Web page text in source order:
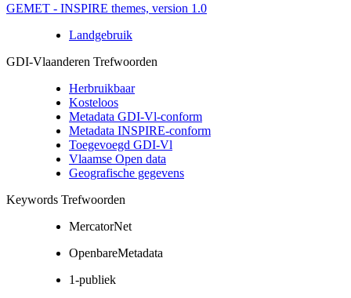
GEMET - INSPIRE themes, version 1.0
Landgebruik
GDI-Vlaanderen Trefwoorden
Herbruikbaar
Kosteloos
Metadata GDI-Vl-conform
Metadata INSPIRE-conform
Toegevoegd GDI-Vl
Vlaamse Open data
Geografische gegevens
Keywords Trefwoorden
MercatorNet
OpenbareMetadata
1-publiek